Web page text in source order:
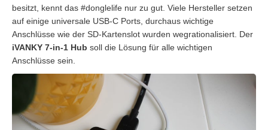
besitzt, kennt das #donglelife nur zu gut. Viele Hersteller setzen
auf einige universale USB-C Ports, durchaus wichtige
Anschlüsse wie der SD-Kartenslot wurden wegrationalisiert. Der
iVANKY 7-in-1 Hub soll die Lösung für alle wichtigen
Anschlüsse sein.